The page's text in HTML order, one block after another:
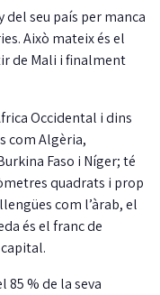
seu país per manca
Això mateix és el
de Mali i finalment
Occidental i dins
com Algèria,
Faso i Níger; té
quadrats i prop
com l’àrab, el
és el franc de
85 % de la seva